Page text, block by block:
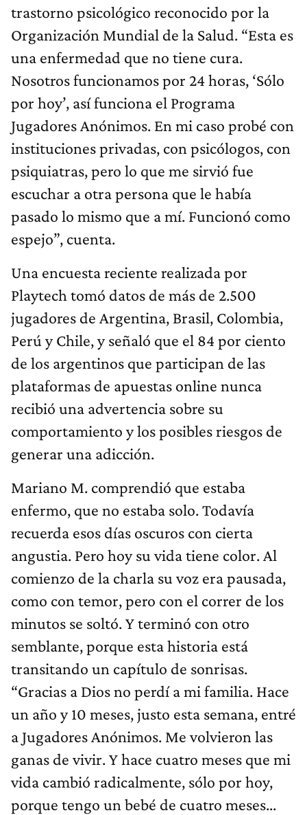
trastorno psicológico reconocido por la
Organización Mundial de la Salud. “Esta es
una enfermedad que no tiene cura.
Nosotros funcionamos por 24 horas, ‘Sólo
por hoy’, así funciona el Programa
Jugadores Anónimos. En mi caso probé con
instituciones privadas, con psicólogos, con
psiquiatras, pero lo que me sirvió fue
escuchar a otra persona que le había
pasado lo mismo que a mí. Funcionó como
espejo”, cuenta.
Una encuesta reciente realizada por
Playtech tomó datos de más de 2.500
jugadores de Argentina, Brasil, Colombia,
Perú y Chile, y señaló que el 84 por ciento
de los argentinos que participan de las
plataformas de apuestas online nunca
recibió una advertencia sobre su
comportamiento y los posibles riesgos de
generar una adicción.
Mariano M. comprendió que estaba
enfermo, que no estaba solo. Todavía
recuerda esos días oscuros con cierta
angustia. Pero hoy su vida tiene color. Al
comienzo de la charla su voz era pausada,
como con temor, pero con el correr de los
minutos se soltó. Y terminó con otro
semblante, porque esta historia está
transitando un capítulo de sonrisas.
“Gracias a Dios no perdí a mi familia. Hace
un año y 10 meses, justo esta semana, entré
a Jugadores Anónimos. Me volvieron las
ganas de vivir. Y hace cuatro meses que mi
vida cambió radicalmente, sólo por hoy,
porque tengo un bebé de cuatro meses...